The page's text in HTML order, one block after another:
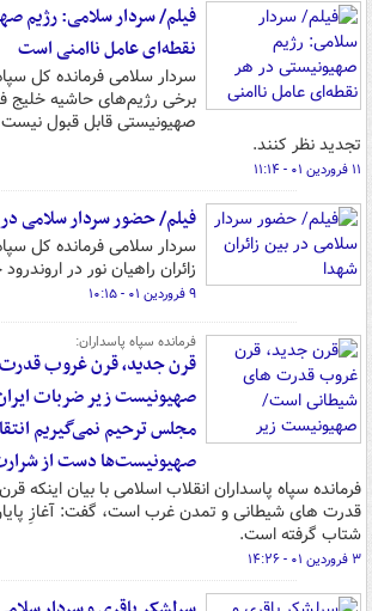
فیلم/ سردار سلامی: رژیم
نقطه‌ای عامل ناامنی است
سردار سلامی فرمانده کل
برخی رژیم‌های حاشیه خلیج
صهیونیستی قابل قبول
تجدید نظر کنند.
۱۱ فروردین ۰۱ - ۱۱:۱۴
فیلم/ حضور سردار سلامی در
سردار سلامی فرمانده کل
زائران راهیان نور در
۹ فروردین ۰۱ - ۱۰:۱۵
فرمانده سپاه پاسداران:
قرن جدید، قرن غروب
صهیونیست زیر ضربات
مجلس ترحیم نمی‌گیریم
صهیونیست‌ها دست از
فرمانده سپاه پاسداران انقلاب اسلامی با بیان اینکه
قدرت های شیطانی و تمدن غرب است، گفت: آغازِ
شتاب گرفته است.
۳ فروردین ۰۱ - ۱۴:۲۶